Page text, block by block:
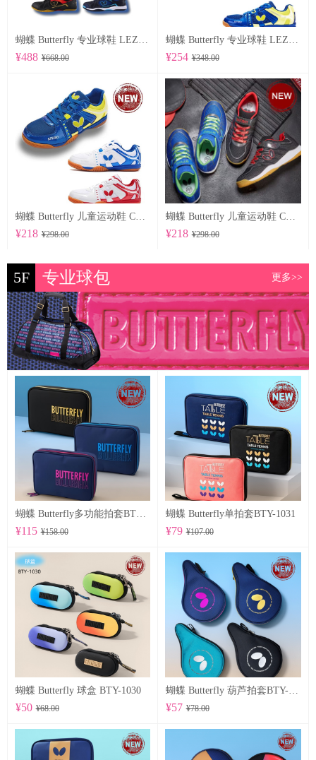
蝴蝶 Butterfly 专业球鞋 LEZOLINE-12
¥488 ¥668.00
蝴蝶 Butterfly 专业球鞋 LEZOLINE-10
¥254 ¥348.00
蝴蝶 Butterfly 儿童运动鞋 CHD-6
¥218 ¥298.00
蝴蝶 Butterfly 儿童运动鞋 CHD-5
¥218 ¥298.00
5F 专业球包 更多>>
蝴蝶 Butterfly多功能拍套BTY-1032
¥115 ¥158.00
蝴蝶 Butterfly单拍套BTY-1031
¥79 ¥107.00
蝴蝶 Butterfly 球盒 BTY-1030
¥50 ¥68.00
蝴蝶 Butterfly 葫芦拍套BTY-1028
¥57 ¥78.00